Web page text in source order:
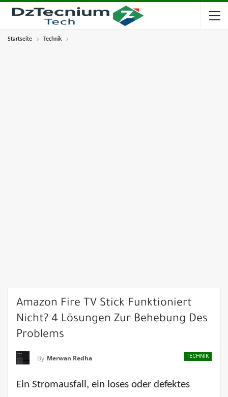
Startseite Technik
Amazon Fire TV Stick Funktioniert
Nicht? 4 Lösungen Zur Behebung Des
Problems
TECHNIK
By Merwan Redha
Ein Stromausfall, ein loses oder defektes